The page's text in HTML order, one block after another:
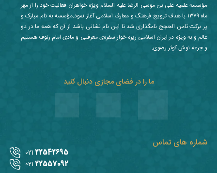
شماره های تماس
22542695
021
22557092
021
ما را در فضای مجازی دنبال کنید
مؤسسه علمیه علی بن موسی الرضا علیه السلام ویژه خواهران فعالیت خود را از مهر
ماه ۱۳۷۹ با هدف ترویج فرهنگ و معارف اسلامی آغاز نمود.مؤسسه به نام مبارک و
پر برکت ثامن الحجج نامگذاری شد تا این نام نشانی باشد از آن که همه ما در دو
عالم و به ویژه در ایران اسلامی ریزه خوار سفره‌ی معرفتی و مادی امام رئوف هستیم
و جرعه نوش کوثر رضوی.